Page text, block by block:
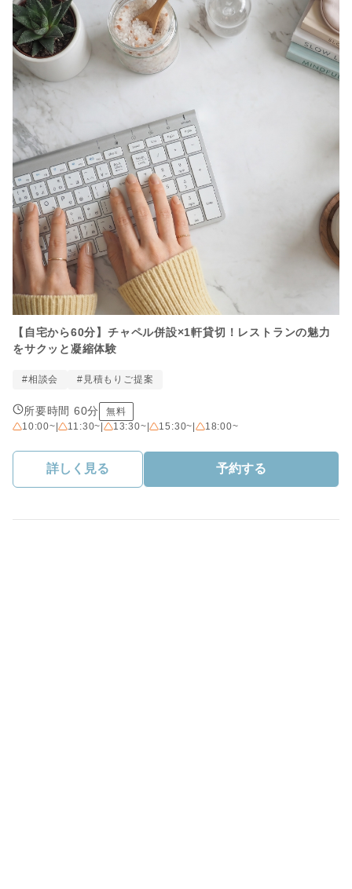
【自宅から60分】チャペル併設×1軒貸切！レストランの魅力
をサクッと凝縮体験
#相談会 #見積もりご提案
所要時間 60分
無料
10:00~| 11:30~| 13:30~| 15:30~| 18:00~
詳しく見る 予約する